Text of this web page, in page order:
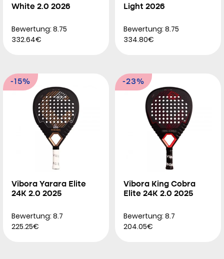
White 2.0 2026
Bewertung: 8.75
332.64€
Light 2026
Bewertung: 8.75
334.80€
-15%
Vibora Yarara Elite
24K 2.0 2025
Bewertung: 8.7
225.25€
-23%
Vibora King Cobra
Elite 24K 2.0 2025
Bewertung: 8.7
204.05€